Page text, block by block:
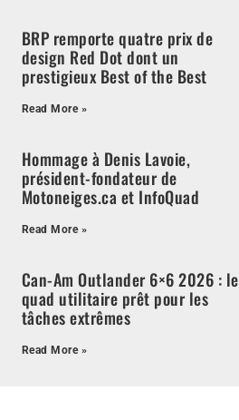
BRP remporte quatre prix de
design Red Dot dont un
prestigieux Best of the Best
Read More »
Hommage à Denis Lavoie,
président-fondateur de
Motoneiges.ca et InfoQuad
Read More »
Can-Am Outlander 6×6 2026 : le
quad utilitaire prêt pour les
tâches extrêmes
Read More »